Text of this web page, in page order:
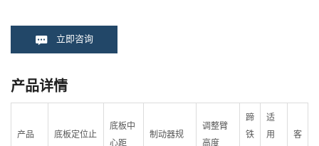
立即咨询
产品详情
产品
底板定位止
底板中
心距
制动器规
调整臂
高度
蹄
铁
适
用
客